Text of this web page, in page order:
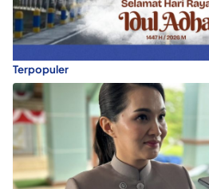
Terpopuler